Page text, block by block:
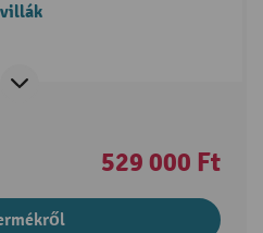
villák
529 000 Ft